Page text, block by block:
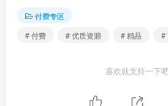
付费专区
# 付费
# 优质资源 # 精品 #
喜欢就支持一下